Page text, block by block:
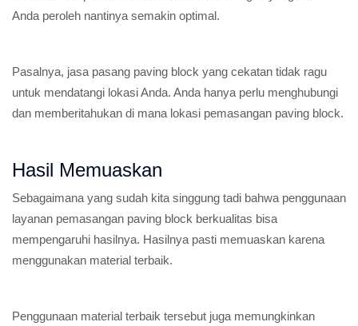
Anda peroleh nantinya semakin optimal.
Pasalnya, jasa pasang paving block yang cekatan tidak ragu
untuk mendatangi lokasi Anda. Anda hanya perlu menghubungi
dan memberitahukan di mana lokasi pemasangan paving block.
Hasil Memuaskan
Sebagaimana yang sudah kita singgung tadi bahwa penggunaan
layanan pemasangan paving block berkualitas bisa
mempengaruhi hasilnya. Hasilnya pasti memuaskan karena
menggunakan material terbaik.
Penggunaan material terbaik tersebut juga memungkinkan